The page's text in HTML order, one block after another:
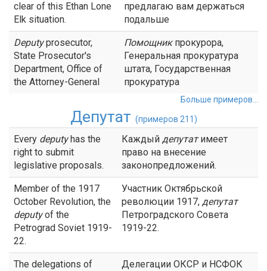
clear of this Ethan Lone
Elk situation.
предлагаю вам держаться
подальше
Deputyprosecutor,
State Prosecutor's
Department, Office of
the Attorney-General
Помощникпрокурора,
Генеральная прокуратура
штата, Государственная
прокуратура
Больше примеров...
Депутат (примеров 211)
Every deputyhas the
right to submit
legislative proposals.
Каждый депутатимеет
право на внесение
законопредложений.
Member of the 1917
October Revolution, the
deputyof the
Petrograd Soviet 1919-
22.
Участник Октябрьской
революции 1917, депутат
Петроградского Совета
1919-22.
The delegations of
Делегации ОКСР и НСФОК